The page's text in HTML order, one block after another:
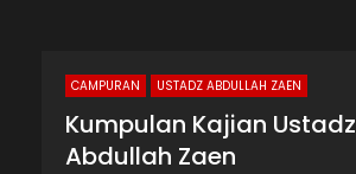
CAMPURAN USTADZ ABDULLAH ZAEN
Kumpulan Kajian Ustadz
Abdullah Zaen